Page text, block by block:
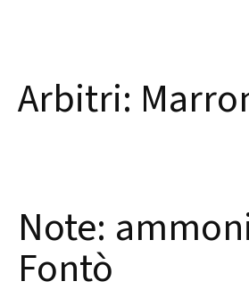
Arbitri:
Note:
Fontò